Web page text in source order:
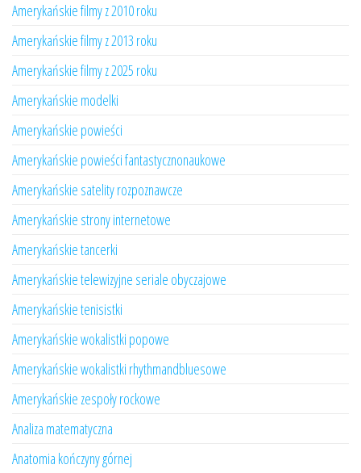
Amerykańskie filmy z 2010 roku
Amerykańskie filmy z 2013 roku
Amerykańskie filmy z 2025 roku
Amerykańskie modelki
Amerykańskie powieści
Amerykańskie powieści fantastycznonaukowe
Amerykańskie satelity rozpoznawcze
Amerykańskie strony internetowe
Amerykańskie tancerki
Amerykańskie telewizyjne seriale obyczajowe
Amerykańskie tenisistki
Amerykańskie wokalistki popowe
Amerykańskie wokalistki rhythmandbluesowe
Amerykańskie zespoły rockowe
Analiza matematyczna
Anatomia kończyny górnej